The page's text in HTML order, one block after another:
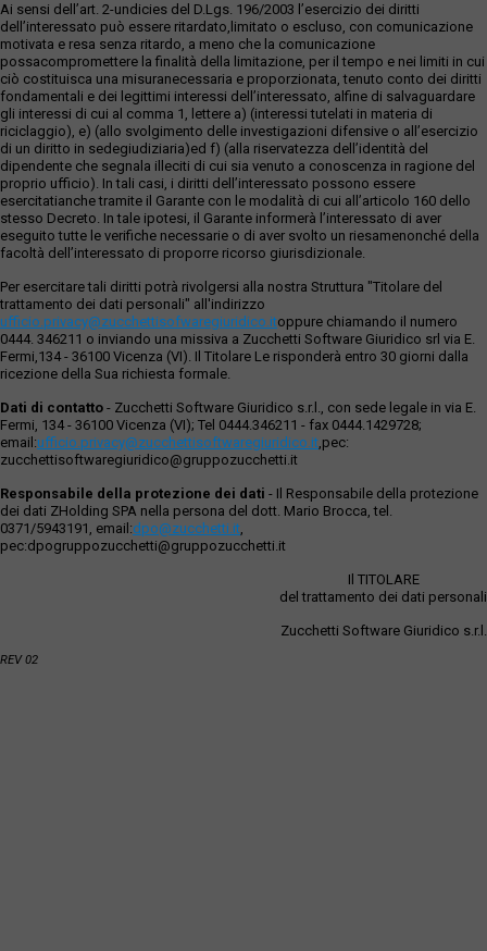
Ai sensi dell’art. 2-undicies del D.Lgs. 196/2003 l’esercizio dei diritti
dell’interessato può essere ritardato,limitato o escluso, con comunicazione
motivata e resa senza ritardo, a meno che la comunicazione
possacompromettere la finalità della limitazione, per il tempo e nei limiti in cui
ciò costituisca una misuranecessaria e proporzionata, tenuto conto dei diritti
fondamentali e dei legittimi interessi dell’interessato, alfine di salvaguardare
gli interessi di cui al comma 1, lettere a) (interessi tutelati in materia di
riciclaggio), e) (allo svolgimento delle investigazioni difensive o all’esercizio
di un diritto in sedegiudiziaria)ed f) (alla riservatezza dell’identità del
dipendente che segnala illeciti di cui sia venuto a conoscenza in ragione del
proprio ufficio). In tali casi, i diritti dell’interessato possono essere
esercitatianche tramite il Garante con le modalità di cui all’articolo 160 dello
stesso Decreto. In tale ipotesi, il Garante informerà l’interessato di aver
eseguito tutte le verifiche necessarie o di aver svolto un riesamenonché della
facoltà dell’interessato di proporre ricorso giurisdizionale.
Per esercitare tali diritti potrà rivolgersi alla nostra Struttura "Titolare del
trattamento dei dati personali" all'indirizzo
ufficio.privacy@zucchettisofwaregiuridico.itoppure chiamando il numero
0444. 346211 o inviando una missiva a Zucchetti Software Giuridico srl via E.
Fermi,134 - 36100 Vicenza (VI). Il Titolare Le risponderà entro 30 giorni dalla
ricezione della Sua richiesta formale.
Dati di contatto - Zucchetti Software Giuridico s.r.l., con sede legale in via E.
Fermi, 134 - 36100 Vicenza (VI); Tel 0444.346211 - fax 0444.1429728;
email:ufficio.privacy@zucchettisoftwaregiuridico.it,pec:
zucchettisoftwaregiuridico@gruppozucchetti.it
Responsabile della protezione dei dati - Il Responsabile della protezione
dei dati ZHolding SPA nella persona del dott. Mario Brocca, tel.
0371/5943191, email:dpo@zucchetti.it,
pec:dpogruppozucchetti@gruppozucchetti.it
Il TITOLARE
del trattamento dei dati personali
Zucchetti Software Giuridico s.r.l.
REV 02